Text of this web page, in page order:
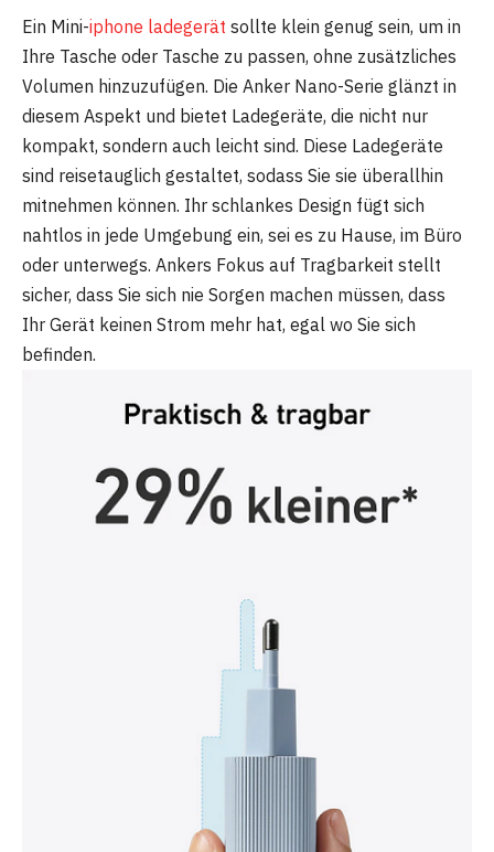
Ein Mini-iphone ladegerät sollte klein genug sein, um in
Ihre Tasche oder Tasche zu passen, ohne zusätzliches
Volumen hinzuzufügen. Die Anker Nano-Serie glänzt in
diesem Aspekt und bietet Ladegeräte, die nicht nur
kompakt, sondern auch leicht sind. Diese Ladegeräte
sind reisetauglich gestaltet, sodass Sie sie überallhin
mitnehmen können. Ihr schlankes Design fügt sich
nahtlos in jede Umgebung ein, sei es zu Hause, im Büro
oder unterwegs. Ankers Fokus auf Tragbarkeit stellt
sicher, dass Sie sich nie Sorgen machen müssen, dass
Ihr Gerät keinen Strom mehr hat, egal wo Sie sich
befinden.